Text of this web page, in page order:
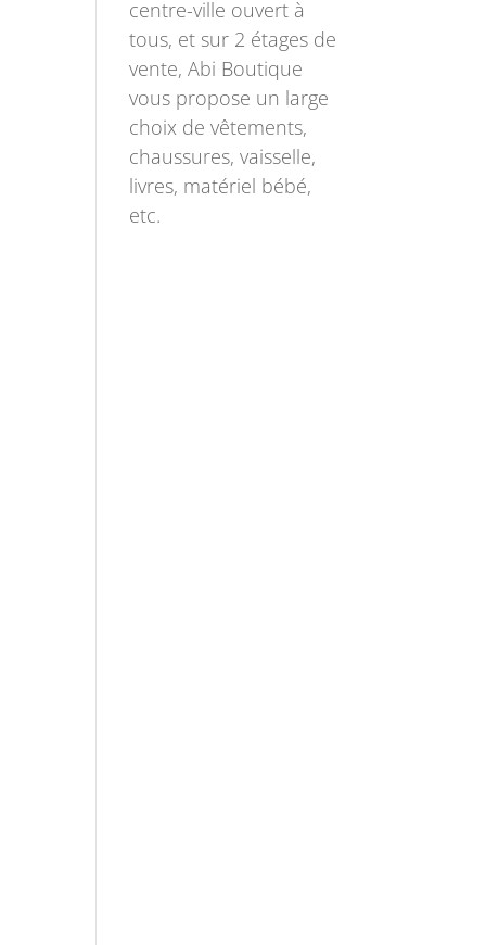
centre-ville ouvert à
tous, et sur 2 étages de
vente, Abi Boutique
vous propose un large
choix de vêtements,
chaussures, vaisselle,
livres, matériel bébé,
etc.